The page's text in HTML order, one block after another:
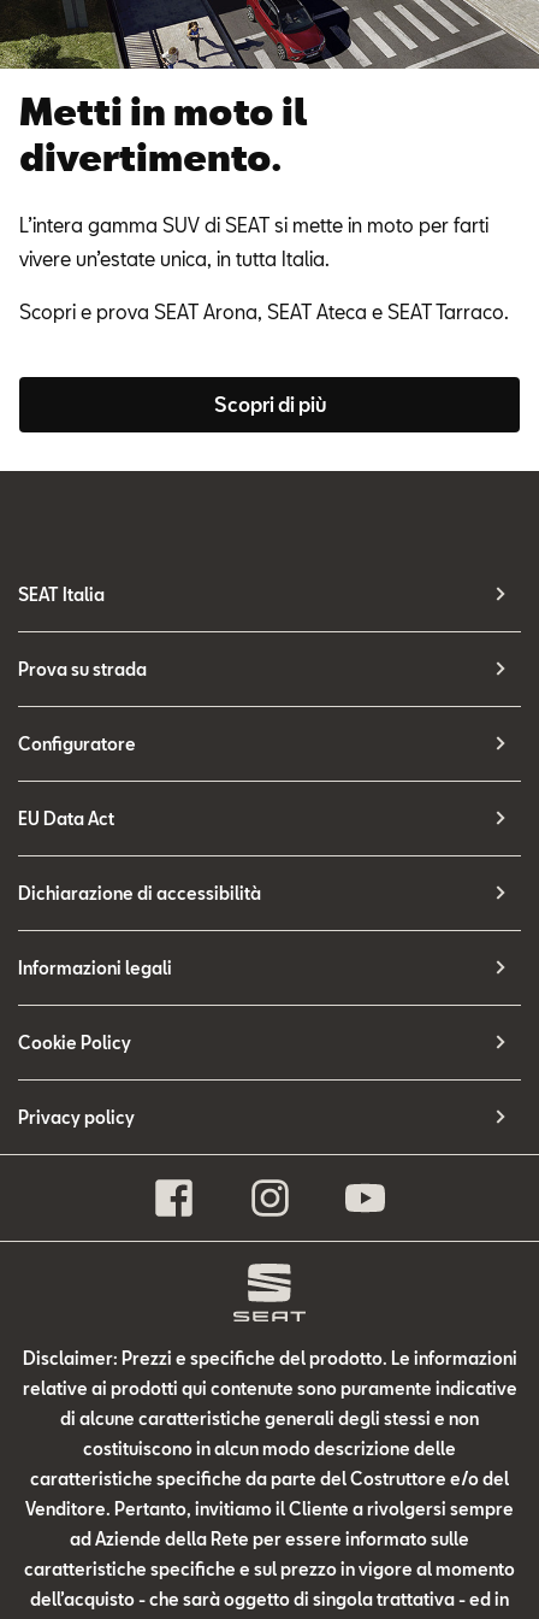
Metti in moto il
divertimento.
L’intera gamma SUV di SEAT si mette in moto per farti
vivere un’estate unica, in tutta Italia.
Scopri e prova SEAT Arona, SEAT Ateca e SEAT Tarraco.
Scopri di più
SEAT Italia
Prova su strada
Configuratore
EU Data Act
Dichiarazione di accessibilità
Informazioni legali
Cookie Policy
Privacy policy
Disclaimer: Prezzi e specifiche del prodotto. Le informazioni
relative ai prodotti qui contenute sono puramente indicative
di alcune caratteristiche generali degli stessi e non
costituiscono in alcun modo descrizione delle
caratteristiche specifiche da parte del Costruttore e/o del
Venditore. Pertanto, invitiamo il Cliente a rivolgersi sempre
ad Aziende della Rete per essere informato sulle
caratteristiche specifiche e sul prezzo in vigore al momento
dell’acquisto - che sarà oggetto di singola trattativa - ed in